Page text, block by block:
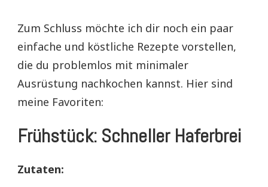
Zum Schluss möchte ich dir noch ein paar
einfache und köstliche Rezepte vorstellen,
die du problemlos mit minimaler
Ausrüstung nachkochen kannst. Hier sind
meine Favoriten:
Frühstück: Schneller Haferbrei
Zutaten: